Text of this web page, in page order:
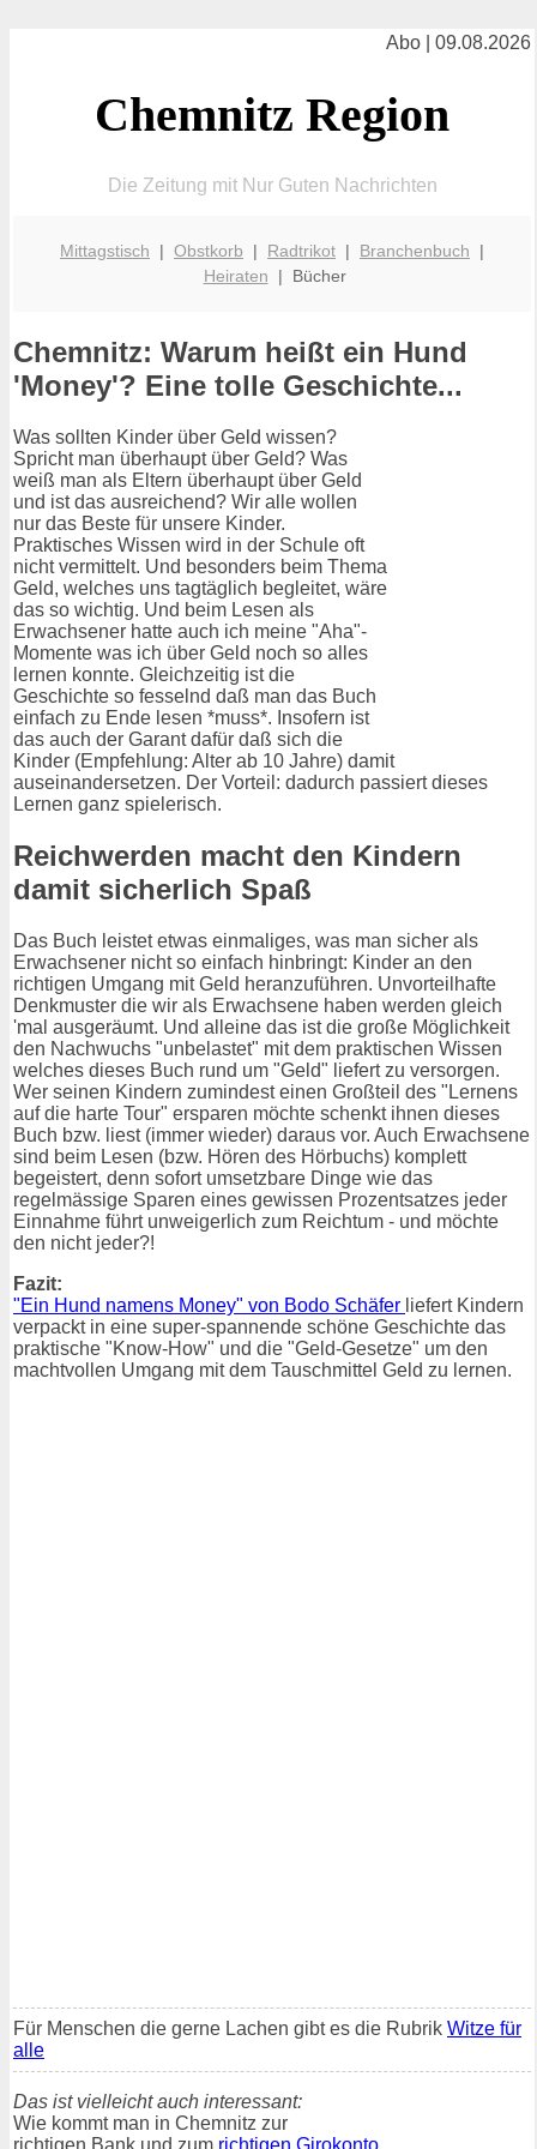
Abo | 09.08.2026
Chemnitz Region
Die Zeitung mit Nur Guten Nachrichten
Mittagstisch | Obstkorb | Radtrikot | Branchenbuch |
Heiraten | Bücher
Chemnitz: Warum heißt ein Hund
'Money'? Eine tolle Geschichte...
Was sollten Kinder über Geld wissen?
Spricht man überhaupt über Geld? Was
weiß man als Eltern überhaupt über Geld
und ist das ausreichend? Wir alle wollen
nur das Beste für unsere Kinder.
Praktisches Wissen wird in der Schule oft
nicht vermittelt. Und besonders beim Thema
Geld, welches uns tagtäglich begleitet, wäre
das so wichtig. Und beim Lesen als
Erwachsener hatte auch ich meine "Aha"-
Momente was ich über Geld noch so alles
lernen konnte. Gleichzeitig ist die
Geschichte so fesselnd daß man das Buch
einfach zu Ende lesen *muss*. Insofern ist
das auch der Garant dafür daß sich die
Kinder (Empfehlung: Alter ab 10 Jahre) damit
auseinandersetzen. Der Vorteil: dadurch passiert dieses
Lernen ganz spielerisch.
Reichwerden macht den Kindern
damit sicherlich Spaß
Das Buch leistet etwas einmaliges, was man sicher als
Erwachsener nicht so einfach hinbringt: Kinder an den
richtigen Umgang mit Geld heranzuführen. Unvorteilhafte
Denkmuster die wir als Erwachsene haben werden gleich
'mal ausgeräumt. Und alleine das ist die große Möglichkeit
den Nachwuchs "unbelastet" mit dem praktischen Wissen
welches dieses Buch rund um "Geld" liefert zu versorgen.
Wer seinen Kindern zumindest einen Großteil des "Lernens
auf die harte Tour" ersparen möchte schenkt ihnen dieses
Buch bzw. liest (immer wieder) daraus vor. Auch Erwachsene
sind beim Lesen (bzw. Hören des Hörbuchs) komplett
begeistert, denn sofort umsetzbare Dinge wie das
regelmässige Sparen eines gewissen Prozentsatzes jeder
Einnahme führt unweigerlich zum Reichtum - und möchte
den nicht jeder?!
Fazit:
"Ein Hund namens Money" von Bodo Schäfer liefert Kindern
verpackt in eine super-spannende schöne Geschichte das
praktische "Know-How" und die "Geld-Gesetze" um den
machtvollen Umgang mit dem Tauschmittel Geld zu lernen.
Für Menschen die gerne Lachen gibt es die Rubrik Witze für
alle
Das ist vielleicht auch interessant:
Wie kommt man in Chemnitz zur
richtigen Bank und zum richtigen Girokonto